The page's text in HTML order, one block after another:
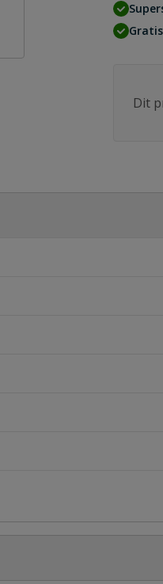
Dit